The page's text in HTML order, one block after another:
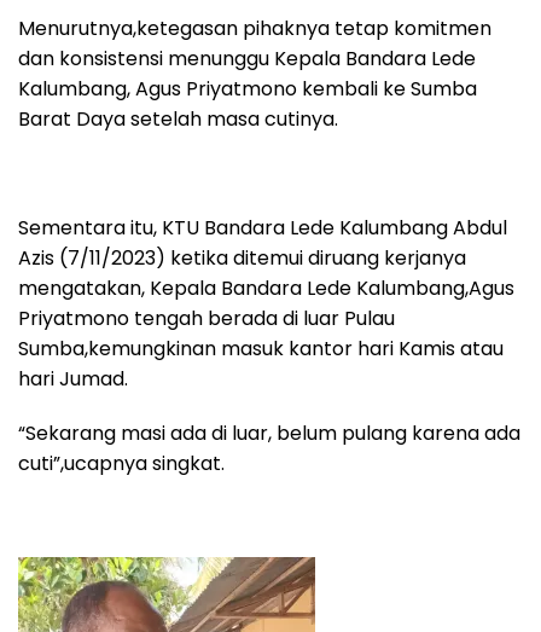
Menurutnya,ketegasan pihaknya tetap komitmen
dan konsistensi menunggu Kepala Bandara Lede
Kalumbang, Agus Priyatmono kembali ke Sumba
Barat Daya setelah masa cutinya.
Sementara itu, KTU Bandara Lede Kalumbang Abdul
Azis (7/11/2023) ketika ditemui diruang kerjanya
mengatakan, Kepala Bandara Lede Kalumbang,Agus
Priyatmono tengah berada di luar Pulau
Sumba,kemungkinan masuk kantor hari Kamis atau
hari Jumad.
“Sekarang masi ada di luar, belum pulang karena ada
cuti”,ucapnya singkat.